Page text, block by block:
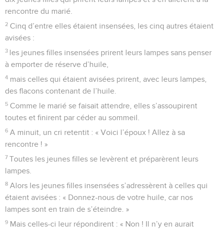
rencontre du marié.
2 Cinq d’entre elles étaient insensées, les cinq autres étaient
avisées :
3 les jeunes filles insensées prirent leurs lampes sans penser
à emporter de réserve d’huile,
4 mais celles qui étaient avisées prirent, avec leurs lampes,
des flacons contenant de l’huile.
5 Comme le marié se faisait attendre, elles s’assoupirent
toutes et finirent par céder au sommeil.
6 A minuit, un cri retentit : « Voici l’époux ! Allez à sa
rencontre ! »
7 Toutes les jeunes filles se levèrent et préparèrent leurs
lampes.
8 Alors les jeunes filles insensées s’adressèrent à celles qui
étaient avisées : « Donnez-nous de votre huile, car nos
lampes sont en train de s’éteindre. »
9 Mais celles-ci leur répondirent : « Non ! Il n’y en aurait